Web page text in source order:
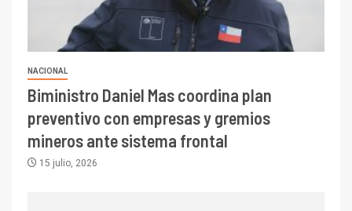
NACIONAL
Biministro Daniel Mas coordina plan
preventivo con empresas y gremios
mineros ante sistema frontal
15 julio, 2026
I+D
Producción minera en mayo de
2026 cae 10,6%
3 I+D
PIB minero impacta el
crecimiento regional: Banco
Central reporta resultados